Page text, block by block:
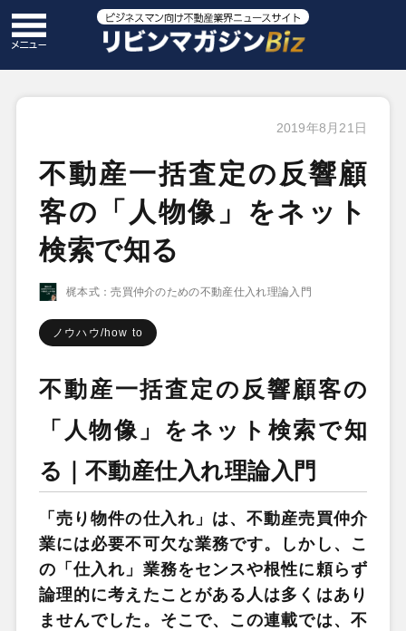
2019年8月21日
不動産一括査定の反響顧
客の「人物像」をネット
検索で知る
梶本式：売買仲介のための不動産仕入れ理論入門
ノウハウ/how to
不動産一括査定の反響顧客の
「人物像」をネット検索で知
る｜不動産仕入れ理論入門
「売り物件の仕入れ」は、不動産売買仲介
業には必要不可欠な業務です。しかし、こ
の「仕入れ」業務をセンスや根性に頼らず
論理的に考えたことがある人は多くはあり
ませんでした。そこで、この連載では、不